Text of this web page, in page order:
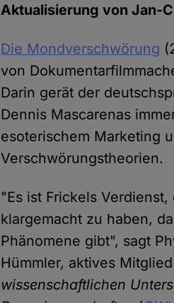
Aktualisierung von Jan-
Die Mondverschwörung
von
Darin gerät der
Dennis Mascarenas
esoterischem Marketing
Verschwörungstheorien.
"Es ist Frickels Verdienst,
klargemacht zu haben,
Phänomene gibt", sagt
Hümmler, aktives
wissenschaftlichen